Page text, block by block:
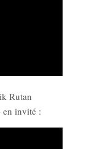
Rutan
en invité :